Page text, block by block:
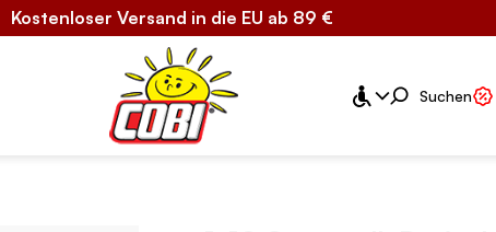
Kostenloser Versand in die EU ab 89 €
Suchen